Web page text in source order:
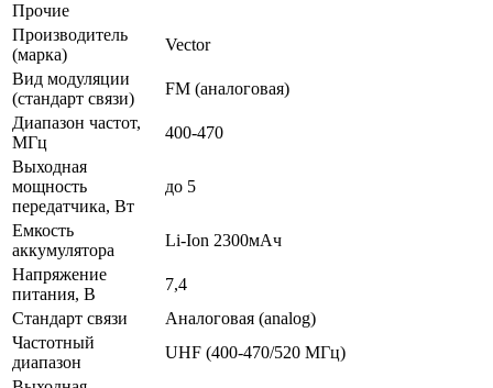
Прочие
Производитель
(марка)
Vector
Вид модуляции
(стандарт связи)
FM (аналоговая)
Диапазон частот,
МГц
400-470
Выходная
мощность
передатчика, Вт
до 5
Емкость
аккумулятора
Li-Ion 2300мАч
Напряжение
питания, В
7,4
Стандарт связи
Аналоговая (analog)
Частотный
диапазон
UHF (400-470/520 МГц)